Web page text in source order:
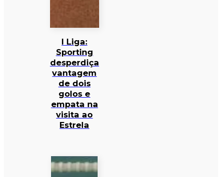
I Liga:
Sporting
desperdiça
vantagem
de dois
golos e
empata na
visita ao
Estrela